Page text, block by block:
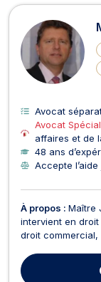
Avocat
Avocat
affaires et de
48 ans
Accepte
À propos : Maître
intervient en droit
droit
de la famille sur
séparation, de la